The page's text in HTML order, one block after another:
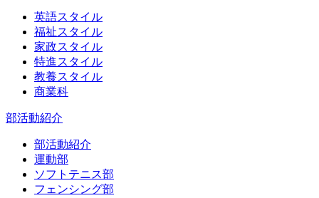
英語スタイル
福祉スタイル
家政スタイル
特進スタイル
教養スタイル
商業科
部活動紹介
部活動紹介
運動部
ソフトテニス部
フェンシング部